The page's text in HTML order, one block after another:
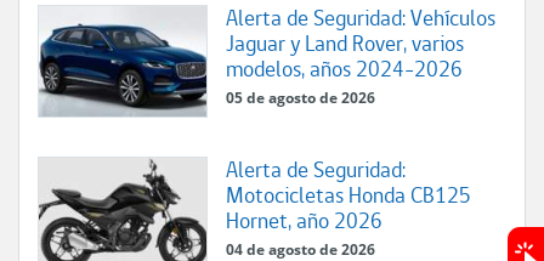
Alerta de Seguridad: Vehículos
Jaguar y Land Rover, varios
modelos, años 2024-2026
05 de agosto de 2026
Alerta de Seguridad:
Motocicletas Honda CB125
Hornet, año 2026
04 de agosto de 2026